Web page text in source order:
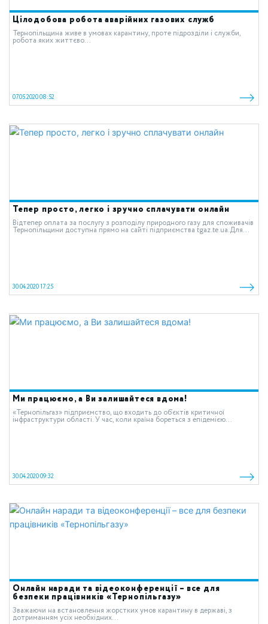
Цілодобова робота аварійних газових служб
Тернопільщина живе в умовах карантину, проте підрозділи і служби,
робота яких життєво...
07.05.2020 08:52
Тепер просто, легко і зручно сплачувати онлайн
Відтепер оплата за послугу з розподілу природного газу для споживачів
Тернопільщини доступна прямо на сайті підприємства tgaz.te.ua.Для...
30.04.2020 17:25
Ми працюємо, а Ви залишайтеся вдома!
«Тернопільгаз» підприємство, що входить до об’єктів критичної
інфраструктури області. У час, коли країна бореться з епідемією...
30.04.2020 09:32
Онлайн наради та відеоконференції – все для
безпеки працівників «Тернопільгазу»
Зважаючи на встановлення жорстких умов карантину в державі, з
дотриманням усіх необхідних...